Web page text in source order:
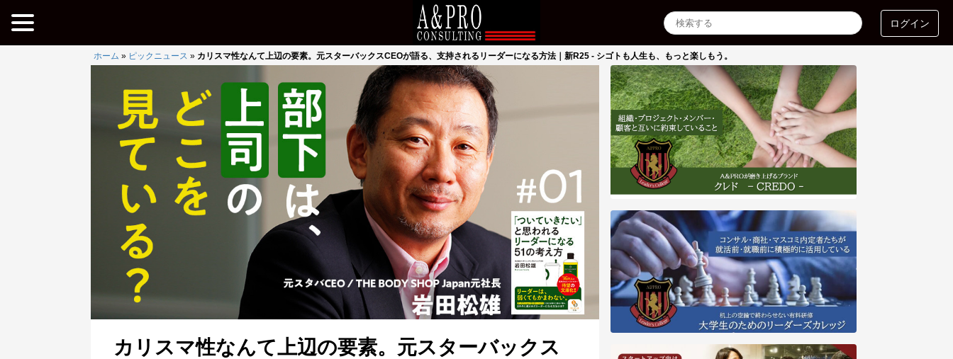
ログイン
ホーム » ピックニュース » カリスマ性なんて上辺の要素。元スターバックスCEOが語る、支持されるリーダーになる方法｜新R25 - シゴトも人生も、もっと楽しもう。
カリスマ性なんて上辺の要素。元スターバックス